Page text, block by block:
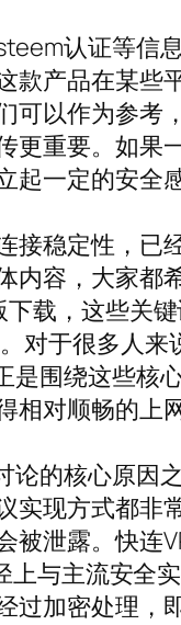
认证等信
产品在某
以作为参考
重要。如
一定的安全感
稳定性，
容，大家
载，这些关
对于很多人
围绕这些
对顺畅的上网
的核心原因
现方式都非
泄露。快连
与主流安全
加密处理，